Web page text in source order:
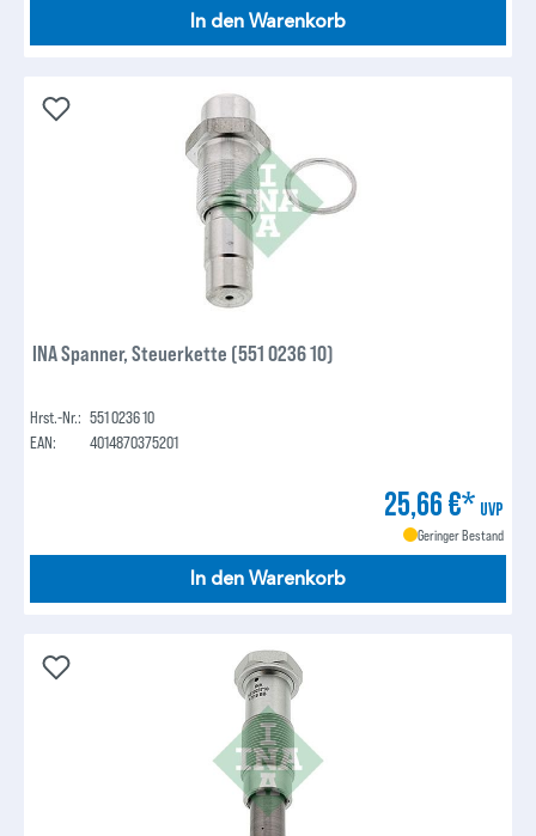
In den Warenkorb
INA Spanner, Steuerkette (551 0236 10)
Hrst.-Nr.: 551 0236 10
EAN:
4014870375201
25,66 €* UVP
Geringer Bestand
In den Warenkorb